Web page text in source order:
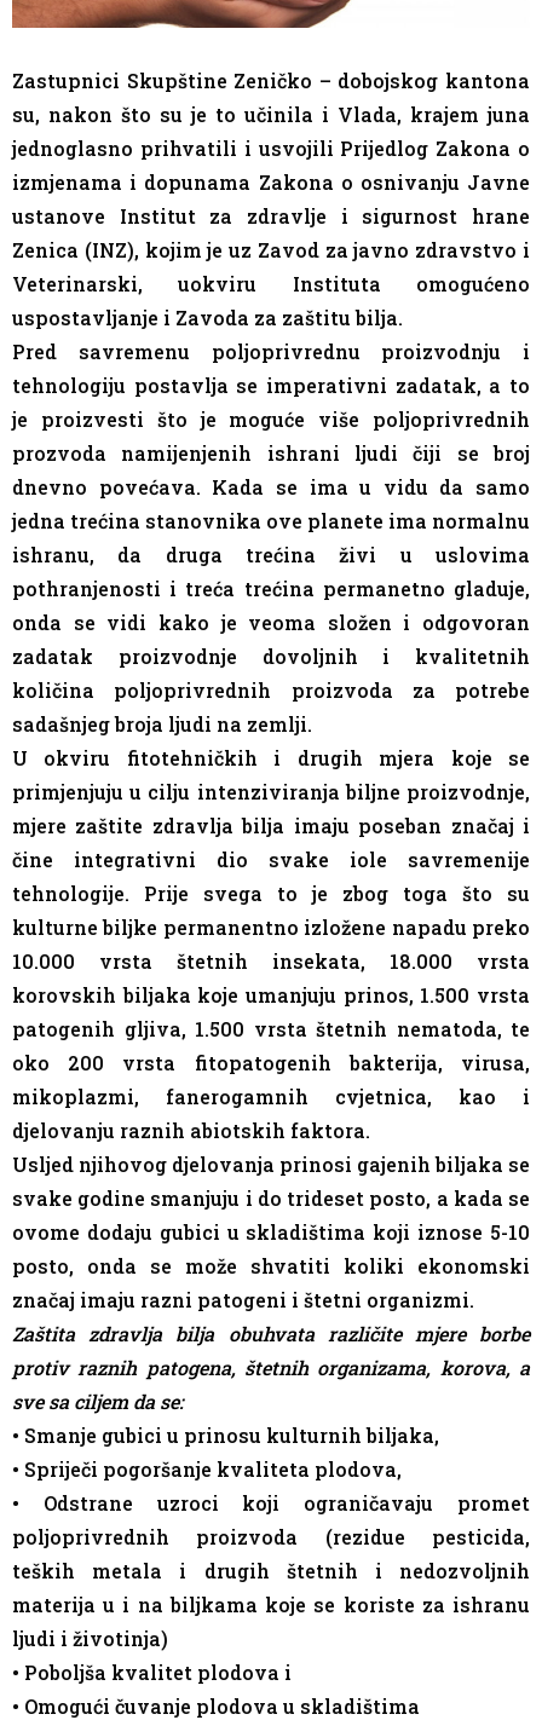
Zastupnici Skupštine Zeničko – dobojskog kantona
su, nakon što su je to učinila i Vlada, krajem juna
jednoglasno prihvatili i usvojili Prijedlog Zakona o
izmjenama i dopunama Zakona o osnivanju Javne
ustanove Institut za zdravlje i sigurnost hrane
Zenica (INZ), kojim je uz Zavod za javno zdravstvo i
Veterinarski, uokviru Instituta omogućeno
uspostavljanje i Zavoda za zaštitu bilja.
Pred savremenu poljoprivrednu proizvodnju i
tehnologiju postavlja se imperativni zadatak, a to
je proizvesti što je moguće više poljoprivrednih
prozvoda namijenjenih ishrani ljudi čiji se broj
dnevno povećava. Kada se ima u vidu da samo
jedna trećina stanovnika ove planete ima normalnu
ishranu, da druga trećina živi u uslovima
pothranjenosti i treća trećina permanetno gladuje,
onda se vidi kako je veoma složen i odgovoran
zadatak proizvodnje dovoljnih i kvalitetnih
količina poljoprivrednih proizvoda za potrebe
sadašnjeg broja ljudi na zemlji.
U okviru fitotehničkih i drugih mjera koje se
primjenjuju u cilju intenziviranja biljne proizvodnje,
mjere zaštite zdravlja bilja imaju poseban značaj i
čine integrativni dio svake iole savremenije
tehnologije. Prije svega to je zbog toga što su
kulturne biljke permanentno izložene napadu preko
10.000 vrsta štetnih insekata, 18.000 vrsta
korovskih biljaka koje umanjuju prinos, 1.500 vrsta
patogenih gljiva, 1.500 vrsta štetnih nematoda, te
oko 200 vrsta fitopatogenih bakterija, virusa,
mikoplazmi, fanerogamnih cvjetnica, kao i
djelovanju raznih abiotskih faktora.
Usljed njihovog djelovanja prinosi gajenih biljaka se
svake godine smanjuju i do trideset posto, a kada se
ovome dodaju gubici u skladištima koji iznose 5-10
posto, onda se može shvatiti koliki ekonomski
značaj imaju razni patogeni i štetni organizmi.
Zaštita zdravlja bilja obuhvata različite mjere borbe
protiv raznih patogena, štetnih organizama, korova, a
sve sa ciljem da se:
• Smanje gubici u prinosu kulturnih biljaka,
• Spriječi pogoršanje kvaliteta plodova,
• Odstrane uzroci koji ograničavaju promet
poljoprivrednih proizvoda (rezidue pesticida,
teških metala i drugih štetnih i nedozvoljnih
materija u i na biljkama koje se koriste za ishranu
ljudi i životinja)
• Poboljša kvalitet plodova i
• Omogući čuvanje plodova u skladištima